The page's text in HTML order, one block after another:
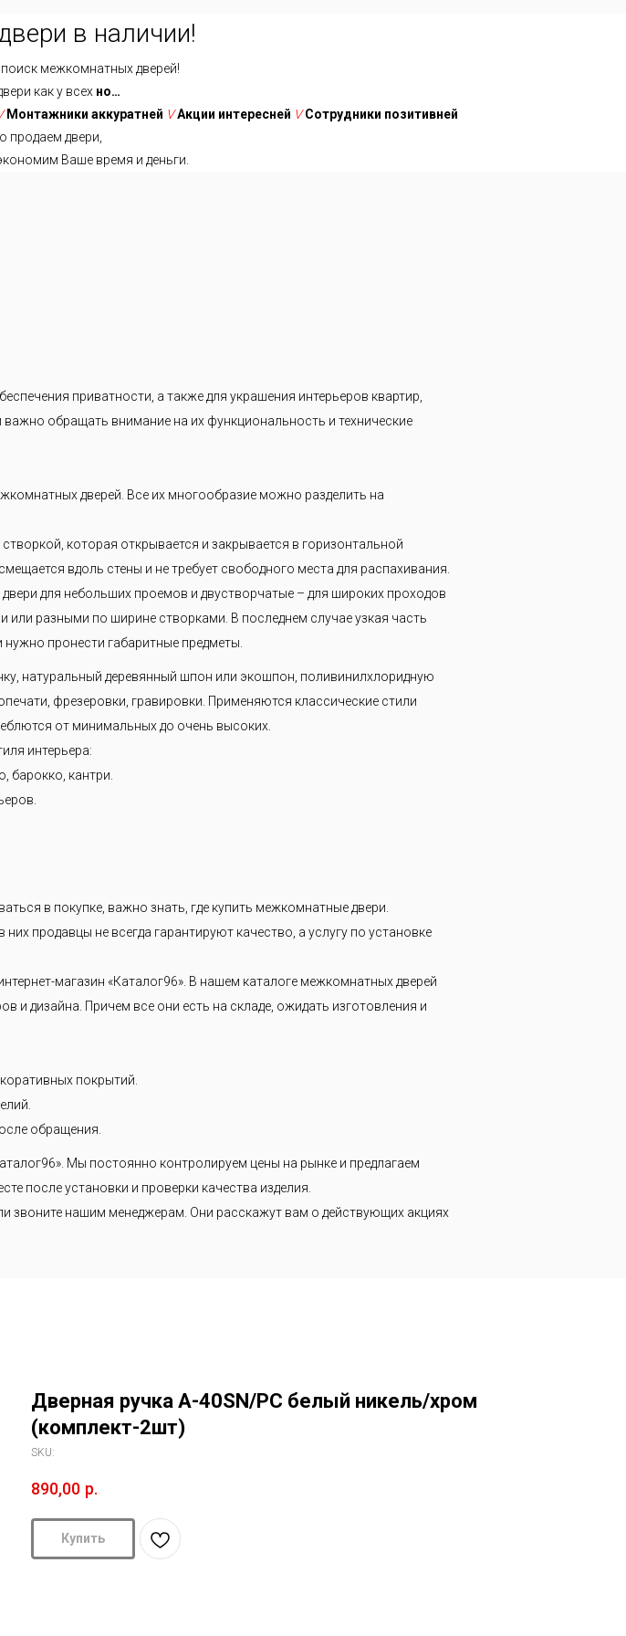
в наличии!
межкомнатных дверей!
как у всех но…
Монтажники аккуратней VАкции интересней V Сотрудники позитивней
продаем двери,
Ваше время и деньги.
двери,
Ваше время и деньги.
приватности, а также для украшения интерьеров квартир,
обращать внимание на их функциональность и технические
дверей. Все их многообразие можно разделить на
которая открывается и закрывается в горизонтальной
вдоль стены и не требует свободного места для распахивания.
для небольших проемов и двустворчатые – для широких проходов
разными по ширине створками. В последнем случае узкая часть
пронести габаритные предметы.
натуральный деревянный шпон или экошпон, поливинилхлоридную
фрезеровки, гравировки. Применяются классические стили
от минимальных до очень высоких.
интерьера:
барокко, кантри.
в покупке, важно знать, где купить межкомнатные двери.
продавцы не всегда гарантируют качество, а услугу по установке
магазин «Каталог96». В нашем каталоге межкомнатных дверей
и дизайна. Причем все они есть на складе, ожидать изготовления и
покрытий.
обращения.
Мы постоянно контролируем цены на рынке и предлагаем
после установки и проверки качества изделия.
звоните нашим менеджерам. Они расскажут вам о действующих акциях
Дверная ручка A-40SN/PC белый никель/хром
(комплект-2шт)
SKU:
890,00 р.
Купить